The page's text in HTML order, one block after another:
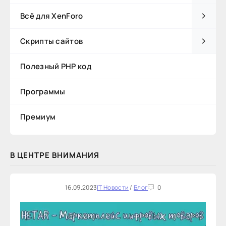
Всё для XenForo
Скрипты сайтов
Полезный PHP код
Программы
Премиум
В ЦЕНТРЕ ВНИМАНИЯ
16.09.2023IT Новости/Блог 0